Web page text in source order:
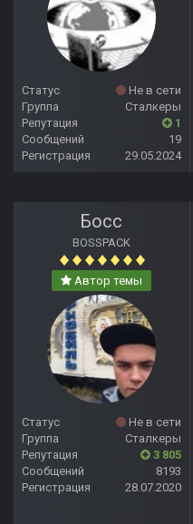
Статус
Не в сети
Группа
Сталкеры
Репутация
1
Сообщений
19
Регистрация
29.05.2024
Босс
BOSSPACK
Автор темы
Статус
Не в сети
Группа
Сталкеры
Репутация
3 805
Сообщений
8193
Регистрация
28.07.2020